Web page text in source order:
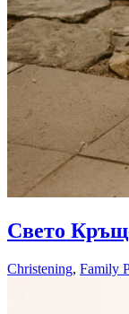
30.05.2018
Свето
Christening, Family